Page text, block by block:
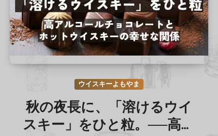
ウイスキーよもやま
秋の夜長に、「溶けるウイ
スキー」をひと粒。──高ア